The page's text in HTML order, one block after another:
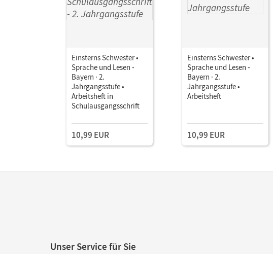
Einsterns Schwester •
Sprache und Lesen -
Bayern · 2.
Jahrgangsstufe •
Arbeitsheft in
Schulausgangsschrift
10,99 EUR
Einsterns Schwester •
Sprache und Lesen -
Bayern · 2.
Jahrgangsstufe •
Arbeitsheft
10,99 EUR
Unser Service für Sie